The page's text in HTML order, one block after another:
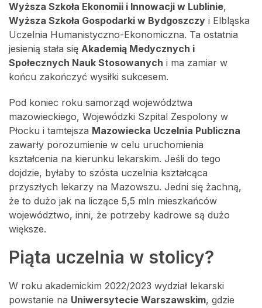
Wyższa Szkoła Ekonomii i Innowacji w Lublinie,
Wyższa Szkoła Gospodarki w Bydgoszczy i Elbląska
Uczelnia Humanistyczno-Ekonomiczna. Ta ostatnia
jesienią stała się Akademią Medycznych i
Społecznych Nauk Stosowanych i ma zamiar w
końcu zakończyć wysiłki sukcesem.
Pod koniec roku samorząd województwa
mazowieckiego, Wojewódzki Szpital Zespolony w
Płocku i tamtejsza Mazowiecka Uczelnia Publiczna
zawarły porozumienie w celu uruchomienia
kształcenia na kierunku lekarskim. Jeśli do tego
dojdzie, byłaby to szósta uczelnia kształcąca
przyszłych lekarzy na Mazowszu. Jedni się żachną,
że to dużo jak na liczące 5,5 mln mieszkańców
województwo, inni, że potrzeby kadrowe są dużo
większe.
Piąta uczelnia w stolicy?
W roku akademickim 2022/2023 wydział lekarski
powstanie na Uniwersytecie Warszawskim, gdzie